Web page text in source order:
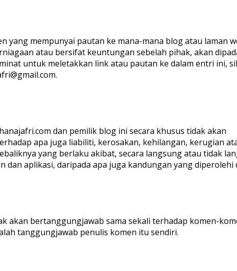
yang mempunyai pautan ke mana-mana blog atau laman
atau bersifat keuntungan sebelah pihak, akan
untuk meletakkan link atau pautan ke dalam entri ini,
dan pemilik blog ini secara khusus tidak akan
apa juga liabiliti, kerosakan, kehilangan, kerugian
yang berlaku akibat, secara langsung atau tidak
dan aplikasi, daripada apa juga kandungan yang diperolehi
akan bertanggungjawab sama sekali terhadap komen-
tanggungjawab penulis komen itu sendiri.